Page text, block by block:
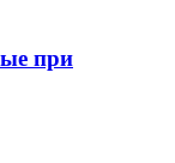
при